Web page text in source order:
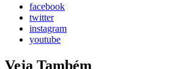
facebook
twitter
instagram
youtube
Veja Também